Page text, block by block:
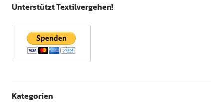
Unterstützt Textilvergehen!
Kategorien